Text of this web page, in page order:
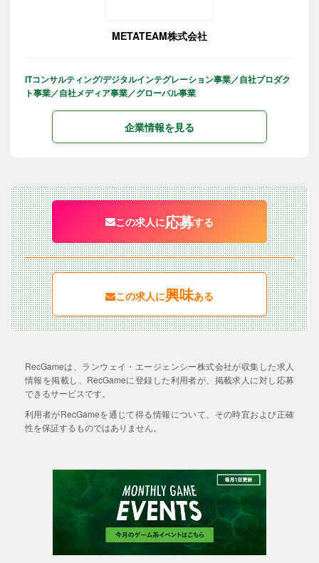
METATEAM株式会社
ITコンサルティング/デジタルインテグレーション事業／自社プロダク
ト事業／自社メディア事業／グローバル事業
企業情報を見る
この求人に応募する
この求人に興味ある
RecGameは、ランウェイ・エージェンシー株式会社が収集した求人
情報を掲載し、RecGameに登録した利用者が、掲載求人に対し応募
できるサービスです。
利用者がRecGameを通じて得る情報について、その時宜および正確
性を保証するものではありません。